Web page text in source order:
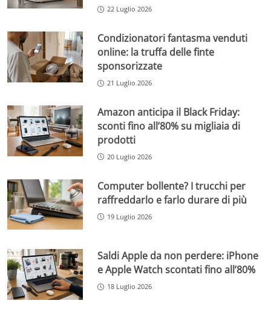
22 Luglio 2026
Condizionatori fantasma venduti
online: la truffa delle finte
sponsorizzate
21 Luglio 2026
Amazon anticipa il Black Friday:
sconti fino all’80% su migliaia di
prodotti
20 Luglio 2026
Computer bollente? I trucchi per
raffreddarlo e farlo durare di più
19 Luglio 2026
Saldi Apple da non perdere: iPhone
e Apple Watch scontati fino all’80%
18 Luglio 2026